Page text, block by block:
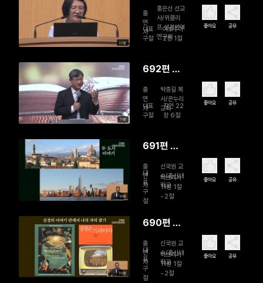
23분
미 주심(1)
출
연
자
홍은선 선교
사/위클리
프 성경번역
연구회
대표
구절
여호수아
2장 1절
좋아요 공유
31분
692편 가
이다
출
연
자
박종길 목
사/온누리
교회
대표
구절
잠언 22
장 6절
좋아요 공유
22분
691편 기
관과 선교
적 비전(2)
출
연
자
신국원 교
수/총신대
학교
대
표
구
절
히브리서
11장 1절
~2절
좋아요 공유
23분
690편 기
관과 선교
적 비전(1)
출
연
자
신국원 교
수/총신대
학교
대
표
구
절
히브리서
11장 1절
~2절
좋아요 공유